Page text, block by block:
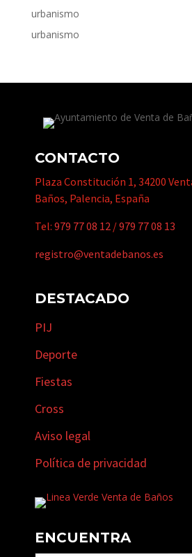
urbanismo
urbanismo
CONTACTO
Plaza Constitución 1, 34200
Baños, Palencia, España
Tel: 979 77 08 12 /979 77 08 13
registro@ventadebanos.es
DESTACADO
PIJ
Deporte
Fiestas
Cross
Aviso legal
Política de privacidad
ENCUENTRA